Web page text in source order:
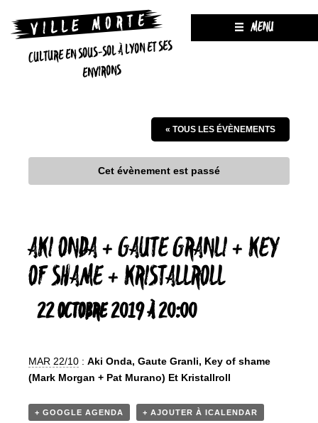
CULTURE EN SOUS-SOL À LYON ET SES
ENVIRONS
MENU
« TOUS LES ÉVÈNEMENTS
Cet évènement est passé
AKI ONDA + GAUTE GRANLI + KEY
OF SHAME + KRISTALLROLL
22 OCTOBRE 2019 À 20:00
MAR 22/10 : Aki Onda, Gaute Granli, Key of shame
(Mark Morgan + Pat Murano) Et Kristallroll
+ GOOGLE AGENDA + AJOUTER À ICALENDAR